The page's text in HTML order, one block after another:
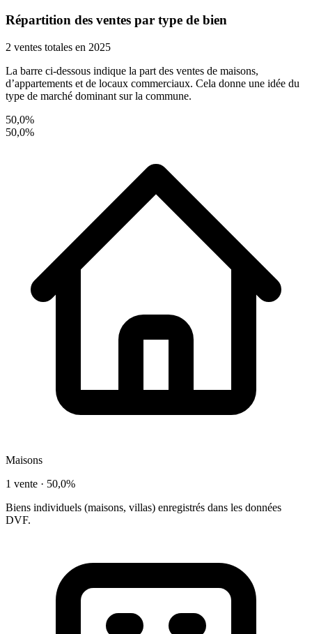
Répartition des ventes par type de bien
2 ventes totales en 2025
La barre ci-dessous indique la part des ventes de maisons,
d’appartements et de locaux commerciaux. Cela donne une idée du
type de marché dominant sur la commune.
50,0%
50,0%
Maisons
1 vente · 50,0%
Biens individuels (maisons, villas) enregistrés dans les données
DVF.